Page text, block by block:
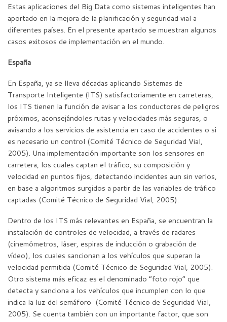
Estas aplicaciones del Big Data como sistemas inteligentes han
aportado en la mejora de la planificación y seguridad vial a
diferentes países. En el presente apartado se muestran algunos
casos exitosos de implementación en el mundo.
España
En España, ya se lleva décadas aplicando Sistemas de
Transporte Inteligente (ITS) satisfactoriamente en carreteras,
los ITS tienen la función de avisar a los conductores de peligros
próximos, aconsejándoles rutas y velocidades más seguras, o
avisando a los servicios de asistencia en caso de accidentes o si
es necesario un control (Comité Técnico de Seguridad Vial,
2005). Una implementación importante son los sensores en
carretera, los cuales captan el tráfico, su composición y
velocidad en puntos fijos, detectando incidentes aun sin verlos,
en base a algoritmos surgidos a partir de las variables de tráfico
captadas (Comité Técnico de Seguridad Vial, 2005).
Dentro de los ITS más relevantes en España, se encuentran la
instalación de controles de velocidad, a través de radares
(cinemómetros, láser, espiras de inducción o grabación de
vídeo), los cuales sancionan a los vehículos que superan la
velocidad permitida (Comité Técnico de Seguridad Vial, 2005).
Otro sistema más eficaz es el denominado “foto rojo” que
detecta y sanciona a los vehículos que incumplen con lo que
indica la luz del semáforo (Comité Técnico de Seguridad Vial,
2005). Se cuenta también con un importante factor, que son